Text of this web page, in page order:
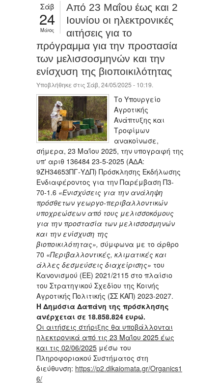
Σάβ
24
Μάιος
Από 23 Μαΐου έως και 2
Ιουνίου οι ηλεκτρονικές
αιτήσεις για το
πρόγραμμα για την προστασία
των μελισσοσμηνών και την
ενίσχυση της βιοποικιλότητας
Υποβλήθηκε στις Σάβ, 24/05/2025 - 10:19.
Το Υπουργείο
Αγροτικής
Ανάπτυξης και
Τροφίμων
ανακοίνωσε,
σήμερα, 23 Μαΐου 2025, την υπογραφή της
υπ' αριθ 136484 23-5-2025 (ΑΔΑ:
9ΖΗ34653ΠΓ-ΥΔΠ) Πρόσκλησης Εκδήλωσης
Ενδιαφέροντος για την Παρέμβαση Π3-
70-1.6 «Ενισχύσεις για την ανάληψη
πρόσθετων γεωργο-περιβαλλοντικών
υποχρεώσεων από τους μελισσοκόμους
για την προστασία των μελισσοσμηνών
και την ενίσχυση της
βιοποικιλότητας», σύμφωνα με το άρθρο
70 «Περιβαλλοντικές, κλιματικές και
άλλες δεσμεύσεις διαχείρισης» του
Κανονισμού (ΕΕ) 2021/2115 στο πλαίσιο
του Στρατηγικού Σχεδίου της Κοινής
Αγροτικής Πολιτικής (ΣΣ ΚΑΠ) 2023-2027.
Η Δημόσια Δαπάνη της πρόσκλησης
ανέρχεται σε 18.858.824 ευρώ.
Οι αιτήσεις στήριξης θα υποβάλλονται
ηλεκτρονικά από τις 23 Μαΐου 2025 έως
και τις 02/06/2025 μέσω του
Πληροφοριακού Συστήματος στη
διεύθυνση: https://p2.dikaiomata.gr/Organics1
6/